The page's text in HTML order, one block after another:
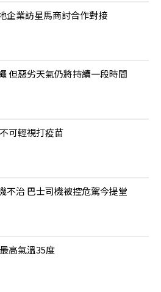
企業訪星馬商討合作對接
但惡劣天氣仍將持續一段時間
可輕視打疫苗
不治 巴士司機被控危駕今提堂
高氣溫35度